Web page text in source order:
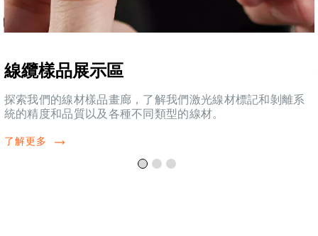
線纜樣品展示區
探索我們的線材樣品畫廊，了解我們激光線材標記和剝離系
統的精度和品質以及各種不同類型的線材。
了解更多